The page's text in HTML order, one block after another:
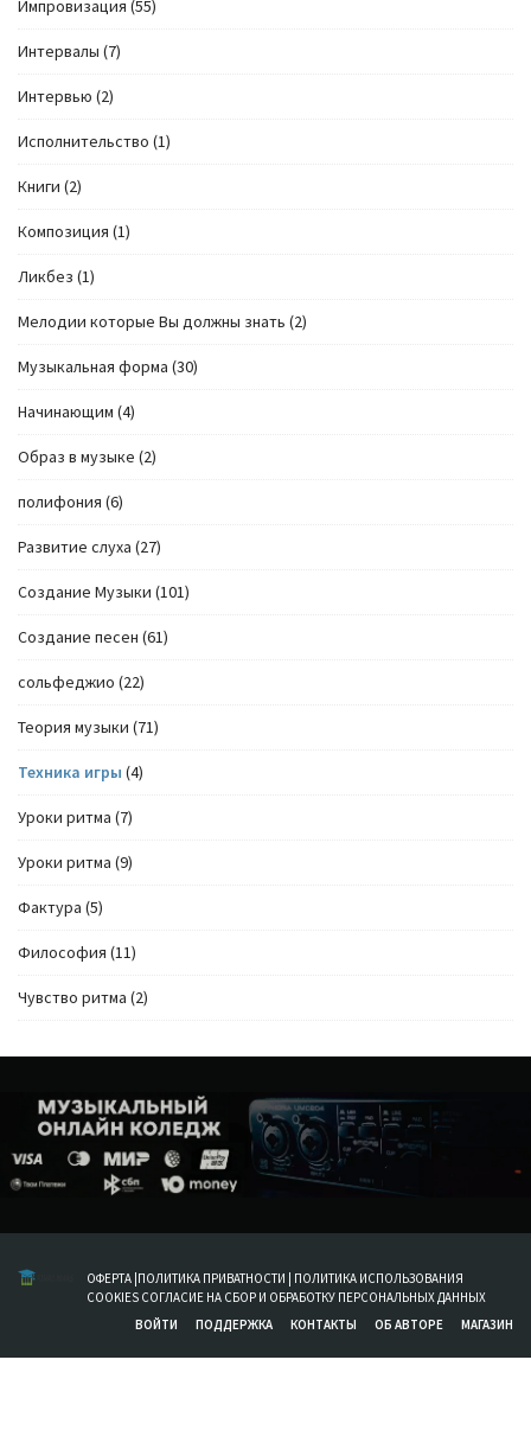
Импровизация (55)
Интервалы (7)
Интервью (2)
Исполнительство (1)
Книги (2)
Композиция (1)
Ликбез (1)
Мелодии которые Вы должны знать (2)
Музыкальная форма (30)
Начинающим (4)
Образ в музыке (2)
полифония (6)
Развитие слуха (27)
Создание Музыки (101)
Создание песен (61)
сольфеджио (22)
Теория музыки (71)
Техника игры (4)
Уроки ритма (7)
Уроки ритма (9)
Фактура (5)
Философия (11)
Чувство ритма (2)
ОФЕРТА |ПОЛИТИКА ПРИВАТНОСТИ | ПОЛИТИКА ИСПОЛЬЗОВАНИЯ
COOKIES СОГЛАСИЕ НА СБОР И ОБРАБОТКУ ПЕРСОНАЛЬНЫХ ДАННЫХ
ВОЙТИ
ПОДДЕРЖКА КОНТАКТЫ ОБ АВТОРЕ МАГАЗИН